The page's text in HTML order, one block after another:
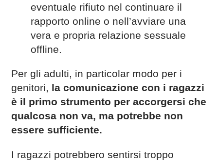
eventuale rifiuto nel continuare il
rapporto online o nell’avviare una
vera e propria relazione sessuale
offline.
Per gli adulti, in particolar modo per i
genitori, la comunicazione con i ragazzi
è il primo strumento per accorgersi che
qualcosa non va, ma potrebbe non
essere sufficiente.
I ragazzi potrebbero sentirsi troppo